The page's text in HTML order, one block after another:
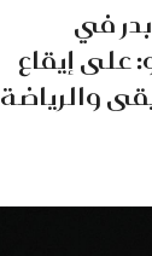
في
على إيقاع
والرياضة